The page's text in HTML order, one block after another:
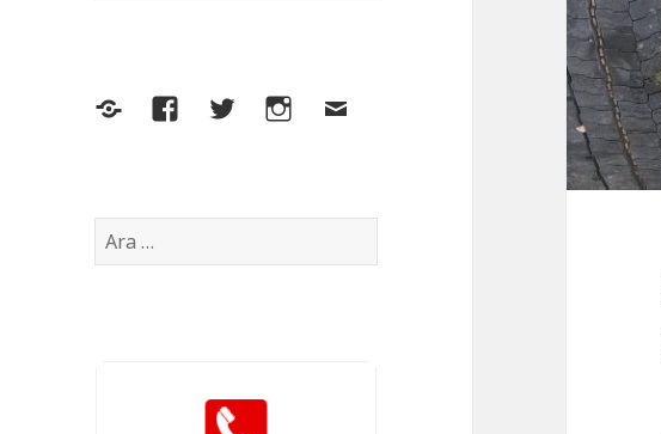
Yelp FacebookTwitterInstagram
E-
Arama: